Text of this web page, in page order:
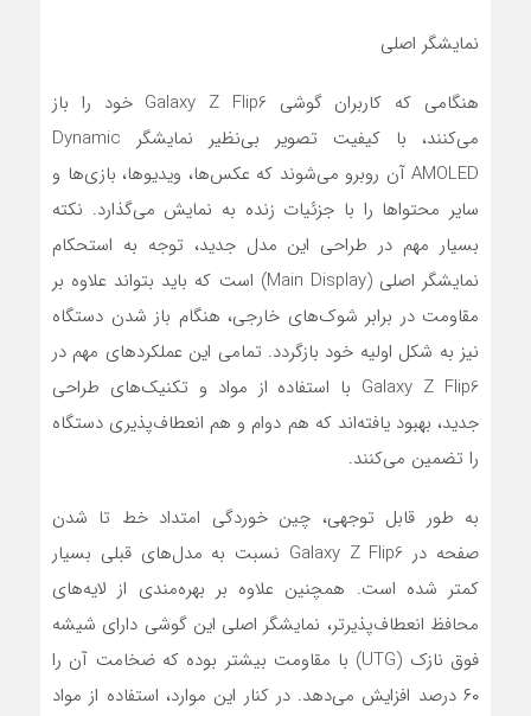
نمایشگر اصلی
هنگامی که کاربران گوشی Galaxy Z Flip6 خود را باز
می‌کنند، با کیفیت تصویر بی‌نظیر نمایشگر Dynamic
AMOLED آن روبرو می‌شوند که عکس‌ها، ویدیوها، بازی‌ها و
سایر محتواها را با جزئیات زنده به نمایش می‌گذارد. نکته
بسیار مهم در طراحی این مدل جدید، توجه به استحکام
نمایشگر اصلی (Main Display) است که باید بتواند علاوه بر
مقاومت در برابر شوک‌های خارجی، هنگام باز شدن دستگاه
نیز به شکل اولیه خود بازگردد. تمامی این عملکردهای مهم در
Galaxy Z Flip6 با استفاده از مواد و تکنیک‌های طراحی
جدید، بهبود یافته‌اند که هم دوام و هم انعطاف‌پذیری دستگاه
را تضمین می‌کنند.
به طور قابل توجهی، چین خوردگی امتداد خط تا شدن
صفحه در Galaxy Z Flip6 نسبت به مدل‌های قبلی بسیار
کمتر شده است. همچنین علاوه بر بهره‌مندی از لایه‌های
محافظ انعطاف‌پذیرتر، نمایشگر اصلی این گوشی دارای شیشه
فوق نازک (UTG) با مقاومت بیشتر بوده که ضخامت آن را
۶۰ درصد افزایش می‌دهد. در کنار این موارد، استفاده از مواد